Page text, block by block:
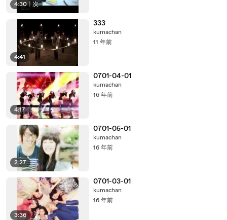
4:30 | 次
4:41
333
kumachan
11 年前
4:17
0701-04-01
kumachan
16 年前
2:27
0701-05-01
kumachan
16 年前
3:36
0701-03-01
kumachan
16 年前